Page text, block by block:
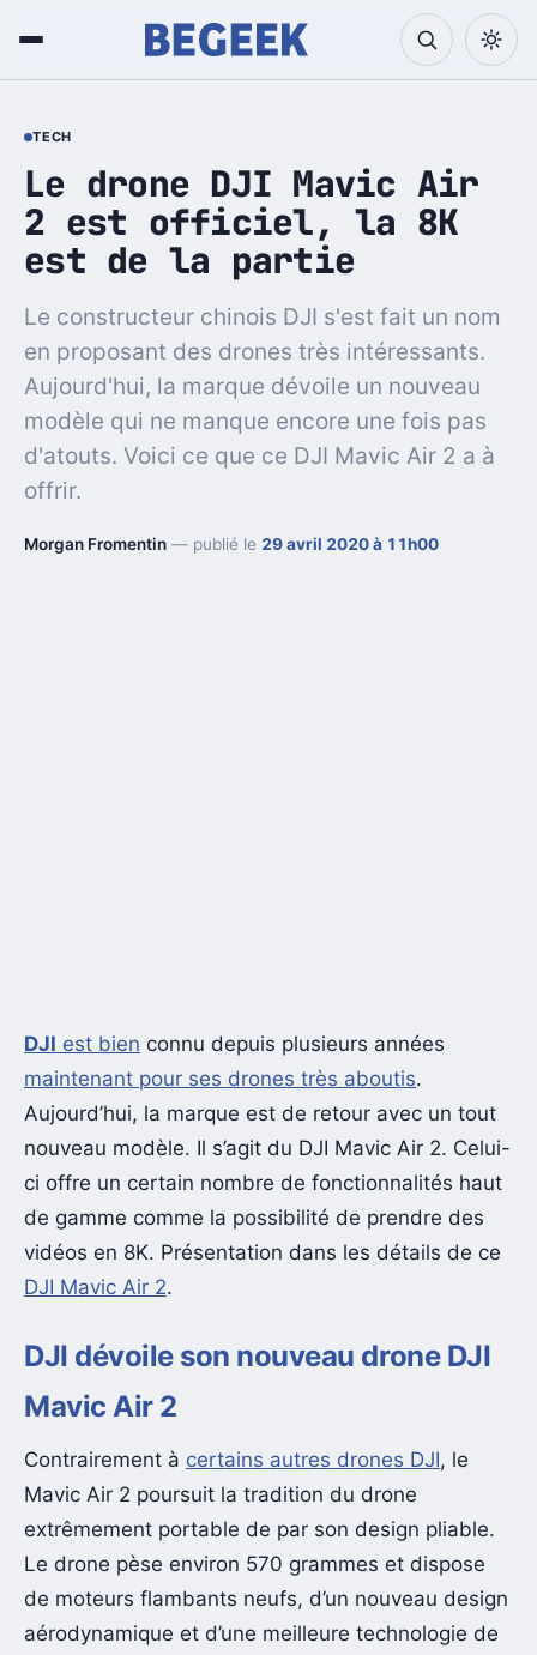
TECH
Le drone DJI Mavic Air
2 est officiel, la 8K
est de la partie
Le constructeur chinois DJI s'est fait un nom
en proposant des drones très intéressants.
Aujourd'hui, la marque dévoile un nouveau
modèle qui ne manque encore une fois pas
d'atouts. Voici ce que ce DJI Mavic Air 2 a à
offrir.
Morgan Fromentin — publié le 29 avril 2020 à 11h00
DJI est bien connu depuis plusieurs années
maintenant pour ses drones très aboutis.
Aujourd’hui, la marque est de retour avec un tout
nouveau modèle. Il s’agit du DJI Mavic Air 2. Celui-
ci offre un certain nombre de fonctionnalités haut
de gamme comme la possibilité de prendre des
vidéos en 8K. Présentation dans les détails de ce
DJI Mavic Air 2.
DJI dévoile son nouveau drone DJI
Mavic Air 2
Contrairement à certains autres drones DJI, le
Mavic Air 2 poursuit la tradition du drone
extrêmement portable de par son design pliable.
Le drone pèse environ 570 grammes et dispose
de moteurs flambants neufs, d’un nouveau design
aérodynamique et d’une meilleure technologie de